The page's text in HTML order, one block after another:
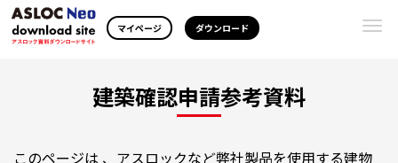
マイページ ダウンロード
建築確認申請参考資料
このページは 、アスロックなど弊社製品を使用する建物